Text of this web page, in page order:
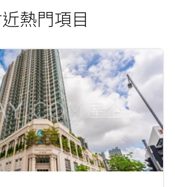
熱門項目